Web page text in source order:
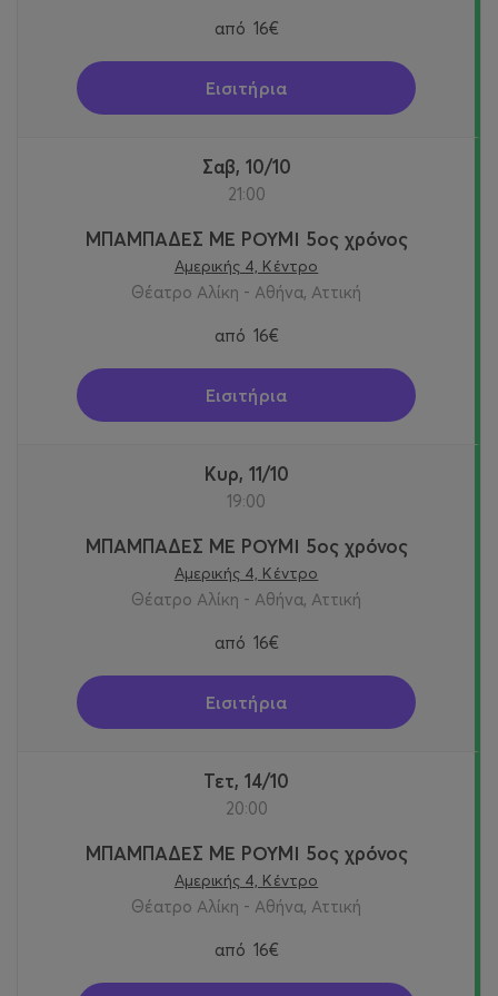
από 16€
Εισιτήρια
Σαβ, 10/10
21:00
ΜΠΑΜΠΑΔΕΣ ΜΕ ΡΟΥΜΙ 5ος χρόνος
Αμερικής 4, Κέντρο
Θέατρο Αλίκη - Αθήνα, Αττική
από 16€
Εισιτήρια
Κυρ, 11/10
19:00
ΜΠΑΜΠΑΔΕΣ ΜΕ ΡΟΥΜΙ 5ος χρόνος
Αμερικής 4, Κέντρο
Θέατρο Αλίκη - Αθήνα, Αττική
από 16€
Εισιτήρια
Τετ, 14/10
20:00
ΜΠΑΜΠΑΔΕΣ ΜΕ ΡΟΥΜΙ 5ος χρόνος
Αμερικής 4, Κέντρο
Θέατρο Αλίκη - Αθήνα, Αττική
από 16€